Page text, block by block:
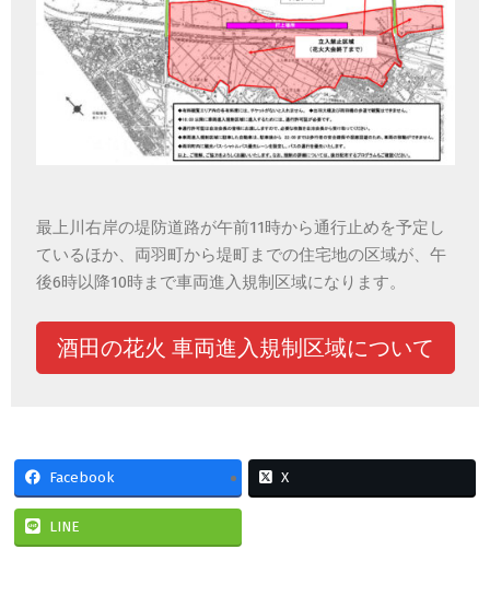
最上川右岸の堤防道路が午前11時から通行止めを予定し
ているほか、両羽町から堤町までの住宅地の区域が、午
後6時以降10時まで車両進入規制区域になります。
酒田の花火 車両進入規制区域について
Facebook X
LINE